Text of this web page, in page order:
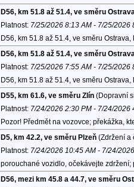
D56, km 51.8 až 51.4, ve směru
Platnost: 7/25/2026 8:13 AM - 7/25/2026
D56, km 51.8 až 51.4, ve směru Ostrava,
D56, km 51.8 až 51.4, ve směru
Platnost: 7/25/2026 7:55 AM - 7/25/2026
D56, km 51.8 až 51.4, ve směru Ostrava,
D55, km 61.6, ve směru Zlín(Dopravní
Platnost: 7/24/2026 2:30 PM - 7/24/2026
Pozor! Předmět na vozovce; překážka,
D5, km 42.2, ve směru Plzeň(Zdržení a
Platnost: 7/24/2026 10:45 AM - 7/24/
porouchané vozidlo, očekávejte
D56, mezi km 45.8 a 44.7, ve směru